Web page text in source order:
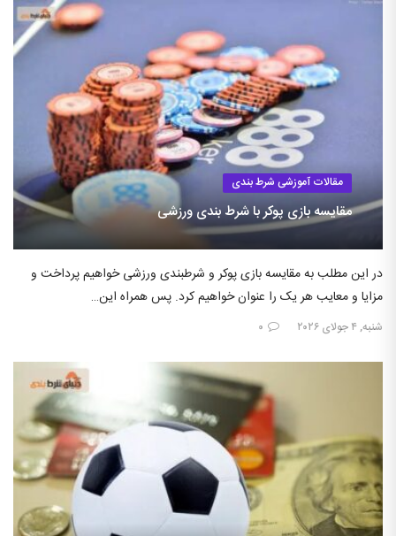
مقالات آموزشی شرط بندی
مقایسه بازی پوکر با شرط بندی ورزشی
در این مطلب به مقایسه بازی پوکر و شرطبندی ورزشی خواهیم پرداخت و
مزایا و معایب هر یک را عنوان خواهیم کرد. پس همراه این…
شنبه, ۴ جولای ۲۰۲۶ ۰